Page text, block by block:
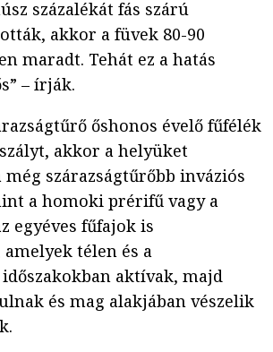
százalékát fás szárú
akkor a füvek 80-90
maradt. Tehát ez a hatás
– írják.
őshonos évelő fűfélék
akkor a helyüket
szárazságtűrőbb inváziós
a homoki prérifű vagy a
egyéves fűfajok is
télen és a
időszakokban aktívak, majd
és mag alakjában vészelik